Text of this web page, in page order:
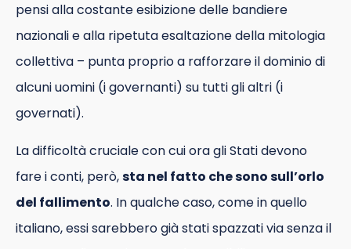
pensi alla costante esibizione delle bandiere
nazionali e alla ripetuta esaltazione della mitologia
collettiva – punta proprio a rafforzare il dominio di
alcuni uomini (i governanti) su tutti gli altri (i
governati).
La difficoltà cruciale con cui ora gli Stati devono
fare i conti, però,sta nel fatto che sono sull’orlo
del fallimento. In qualche caso, come in quello
italiano, essi sarebbero già stati spazzati via senza il